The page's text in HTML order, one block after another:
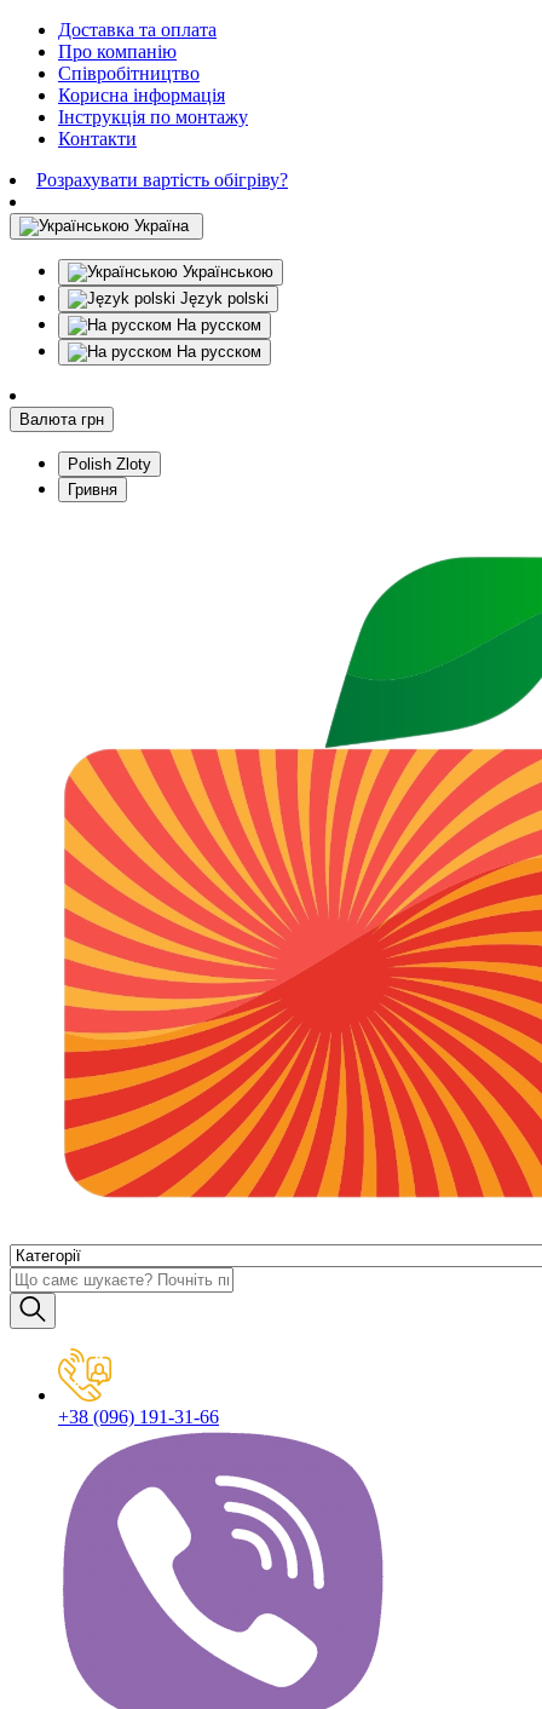
Доставка та оплата
Про компанію
Співробітництво
Корисна інформація
Інструкція по монтажу
Контакти
Розрахувати вартість обігріву?
Україна
Українською
Język polski
На русском
На русском
Валюта грн
Polish Zloty
Гривня
+38 (096) 191-31-66